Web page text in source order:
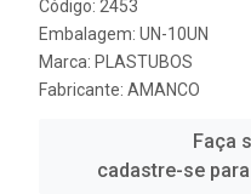
Código: 2453
Embalagem: UN-10UN
Marca: PLASTUBOS
Fabricante: AMANCO
Faça
cadastre-se